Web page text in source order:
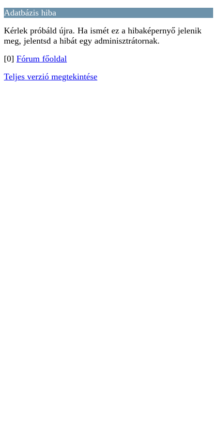
Adatbázis hiba
Kérlek próbáld újra. Ha ismét ez a hibaképernyő jelenik
meg, jelentsd a hibát egy adminisztrátornak.
[0] Fórum főoldal
Teljes verzió megtekintése